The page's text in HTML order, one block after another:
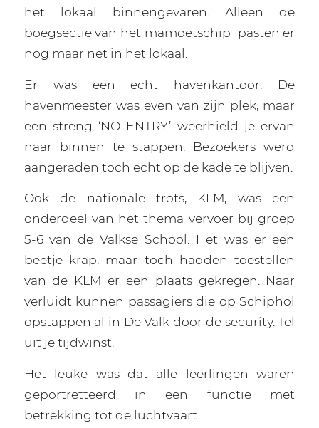
het lokaal binnengevaren. Alleen de
boegsectie van het mamoetschip pasten er
nog maar net in het lokaal.
Er was een echt havenkantoor. De
havenmeester was even van zijn plek, maar
een streng ‘NO ENTRY’ weerhield je ervan
naar binnen te stappen. Bezoekers werd
aangeraden toch echt op de kade te blijven.
Ook de nationale trots, KLM, was een
onderdeel van het thema vervoer bij groep
5-6 van de Valkse School. Het was er een
beetje krap, maar toch hadden toestellen
van de KLM er een plaats gekregen. Naar
verluidt kunnen passagiers die op Schiphol
opstappen al in De Valk door de security. Tel
uit je tijdwinst.
Het leuke was dat alle leerlingen waren
geportretteerd in een functie met
betrekking tot de luchtvaart.